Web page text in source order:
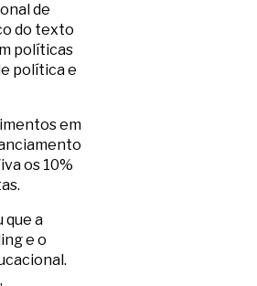
de
do texto
políticas
política e
em
os 10%
que a
e o